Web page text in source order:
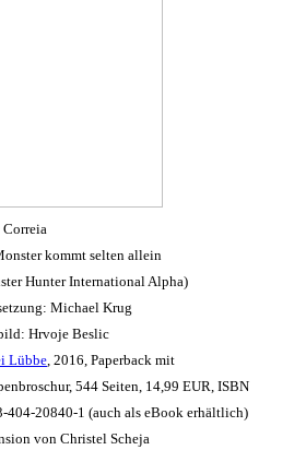
kommt selten allein
Hunter International Alpha)
Michael Krug
Hrvoje Beslic
Lübbe , 2016, Paperback mit
544 Seiten, 14,99 EUR, ISBN
404-20840-1 (auch als eBook erhältlich)
von Christel Scheja